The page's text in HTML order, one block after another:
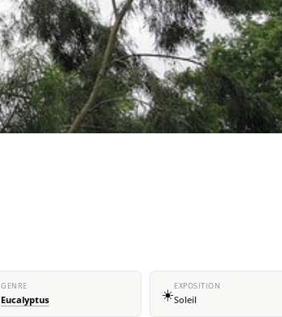
GENRE
Eucalyptus ☀️EXPOSITION
Soleil